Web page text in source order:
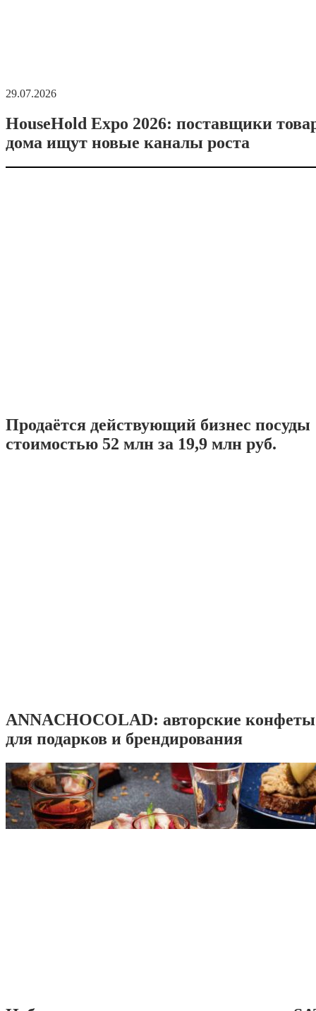
29.07.2026
HouseHold Expo 2026: поставщики
дома ищут новые каналы роста
Продаётся действующий бизнес посуды
стоимостью 52 млн за 19,9 млн руб.
ANNACHOCOLAD: авторские
для подарков и брендирования